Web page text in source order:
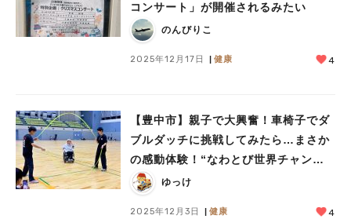
コンサート」が開催されるみたい
のんびりこ
2025年12月17日 健康 4
【豊中市】親子で大興奮！車椅子でダ
ブルダッチに挑戦してみたら…まさか
の感動体験！“なわとび世界チャンピ
オン黒野さん”のイベントレポ
ゆっけ
2025年12月3日 健康 4